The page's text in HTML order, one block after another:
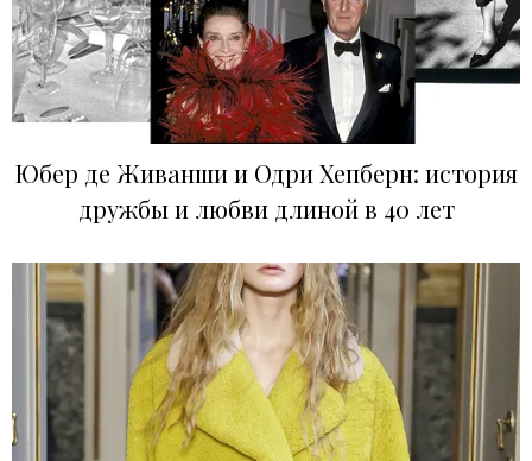
Юбер де Живанши и Одри Хепберн: история
дружбы и любви длиной в 40 лет